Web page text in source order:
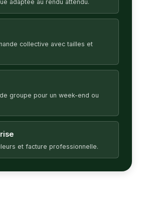
adaptée au rendu attendu.
collective avec tailles et
groupe pour un week-end ou
et facture professionnelle.